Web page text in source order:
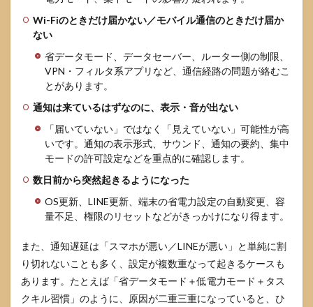
来ない
ときの
設定
4.1
通知
と通
知カ
リを
確認
する
4.2
テリ
ー最
化・
Doze
の影
響を
外す
Wi-Fiのときだけ届かない／モバイル通信のときだけ届か
ない
省データモード、データセーバー、ルーター側の制限、
VPN・フィルタ系アプリなど、通信経路の問題が絡むこ
とがあります。
通知は来ているはずなのに、表示・音が出ない
「届いていない」ではなく「見えていない」可能性が高
いです。通知の表示形式、サウンド、通知の要約、集中
モードの許可設定などを重点的に確認します。
数日前から突然起きるようになった
OS更新、LINE更新、端末の省電力設定の自動変更、容
量不足、権限のリセットなどがきっかけになり得ます。
また、通知遅延は「スマホが悪い／LINEが悪い」と単純に割
り切れないことも多く、設定が複数重なって起きるケースも
あります。たとえば「省データモード＋低電力モード＋タス
クキル習慣」のように、原因が二重三重になっていると、ひ